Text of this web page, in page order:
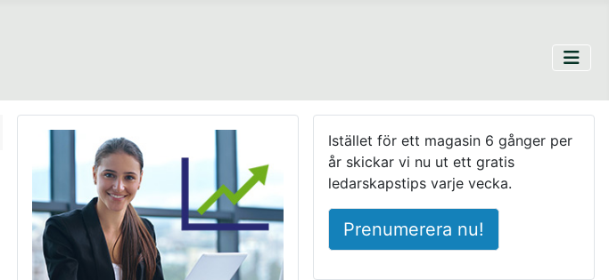
Istället för ett magasin 6 gånger per
år skickar vi nu ut ett gratis
ledarskapstips varje vecka.
Prenumerera nu!